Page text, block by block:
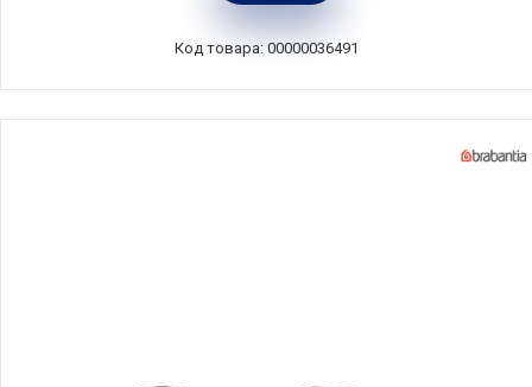
D9577-630_silver
Код товара: 00000036491